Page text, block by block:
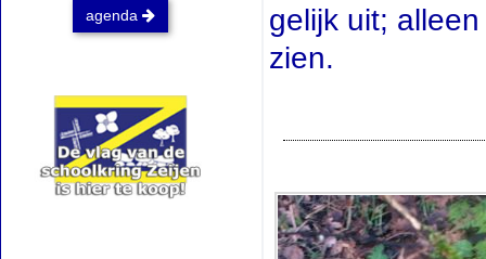
agenda
gelijk uit;
zien.